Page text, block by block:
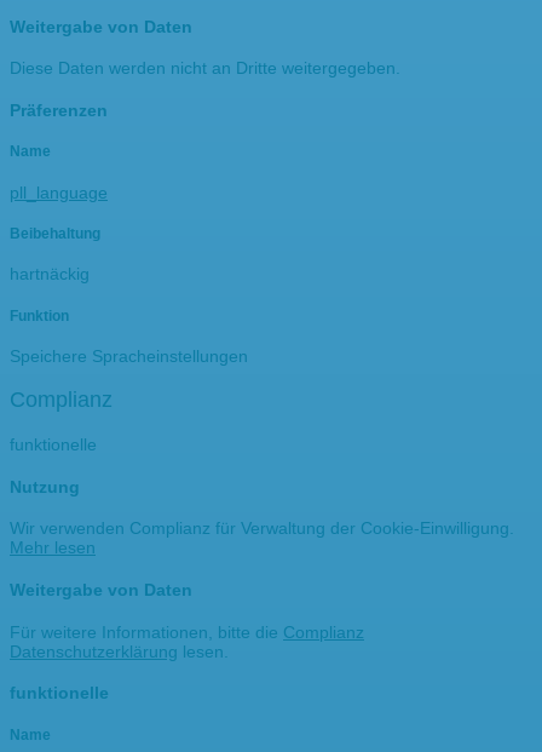
Weitergabe von Daten
Diese Daten werden nicht an Dritte weitergegeben.
Präferenzen
Name
pll_language
Beibehaltung
hartnäckig
Funktion
Speichere Spracheinstellungen
Complianz
funktionelle
Nutzung
Wir verwenden Complianz für Verwaltung der Cookie-Einwilligung.
Mehr lesen
Weitergabe von Daten
Für weitere Informationen, bitte die Complianz
Datenschutzerklärung lesen.
funktionelle
Name